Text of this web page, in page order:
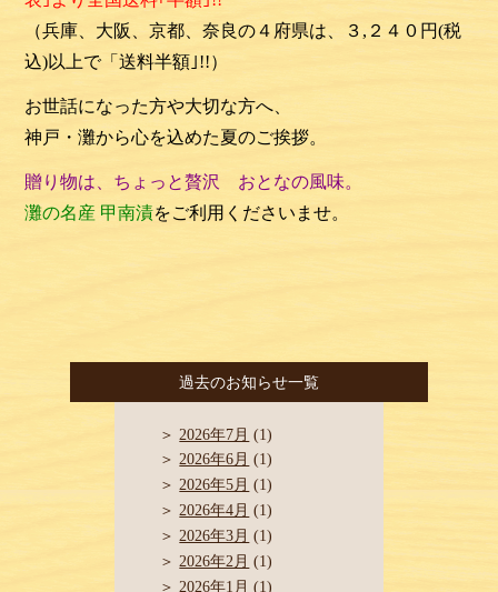
（兵庫、大阪、京都、奈良の４府県は、３,２４０円(税
込)以上で「送料半額｣!!）
お世話になった方や大切な方へ、
神戸・灘から心を込めた夏のご挨拶。
贈り物は、ちょっと贅沢 おとなの風味。
灘の名産 甲南漬をご利用くださいませ。
過去のお知らせ一覧
2026年7月 (1)
2026年6月 (1)
2026年5月 (1)
2026年4月 (1)
2026年3月 (1)
2026年2月 (1)
2026年1月 (1)